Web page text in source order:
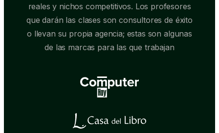
reales y nichos competitivos. Los profesores
que darán las clases son consultores de éxito
o llevan su propia agencia; estas son algunas
de las marcas para las que trabajan